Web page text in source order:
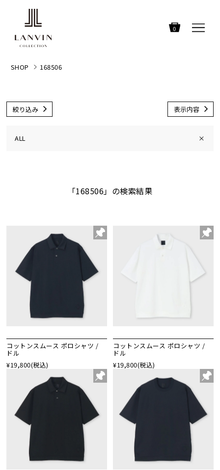
0
SHOP 168506
絞り込み 表示内容
ALL ×
「168506」の検索結果
コットンスムース ポロシャツ /
ドル
¥19,800(税込)
コットンスムース ポロシャツ /
ドル
¥19,800(税込)